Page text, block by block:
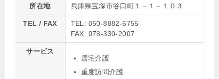
所在地 兵庫県宝塚市谷口町１－１－１０３
TEL / FAX
TEL: 050-8882-6755
FAX: 078-330-2007
サービス
居宅介護
重度訪問介護